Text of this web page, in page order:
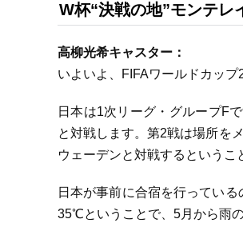
W杯“決戦の地”モンテ
高柳光希キャスター：
いよいよ、FIFAワールドカップ
日本は1次リーグ・グループF
と対戦します。第2戦は場所を
ウェーデンと対戦するというこ
日本が事前に合宿を行ってい
35℃ということで、5月から雨